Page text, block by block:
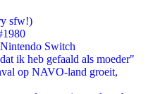
sfw!)
Switch
ik heb gefaald als moeder"
op NAVO-land groeit,